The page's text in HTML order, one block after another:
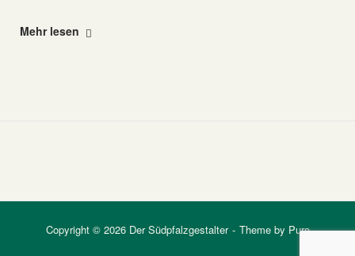
"Vom
Mehr lesen
Copyright © 2026 Der Südpfalzgestalter Theme by Puro